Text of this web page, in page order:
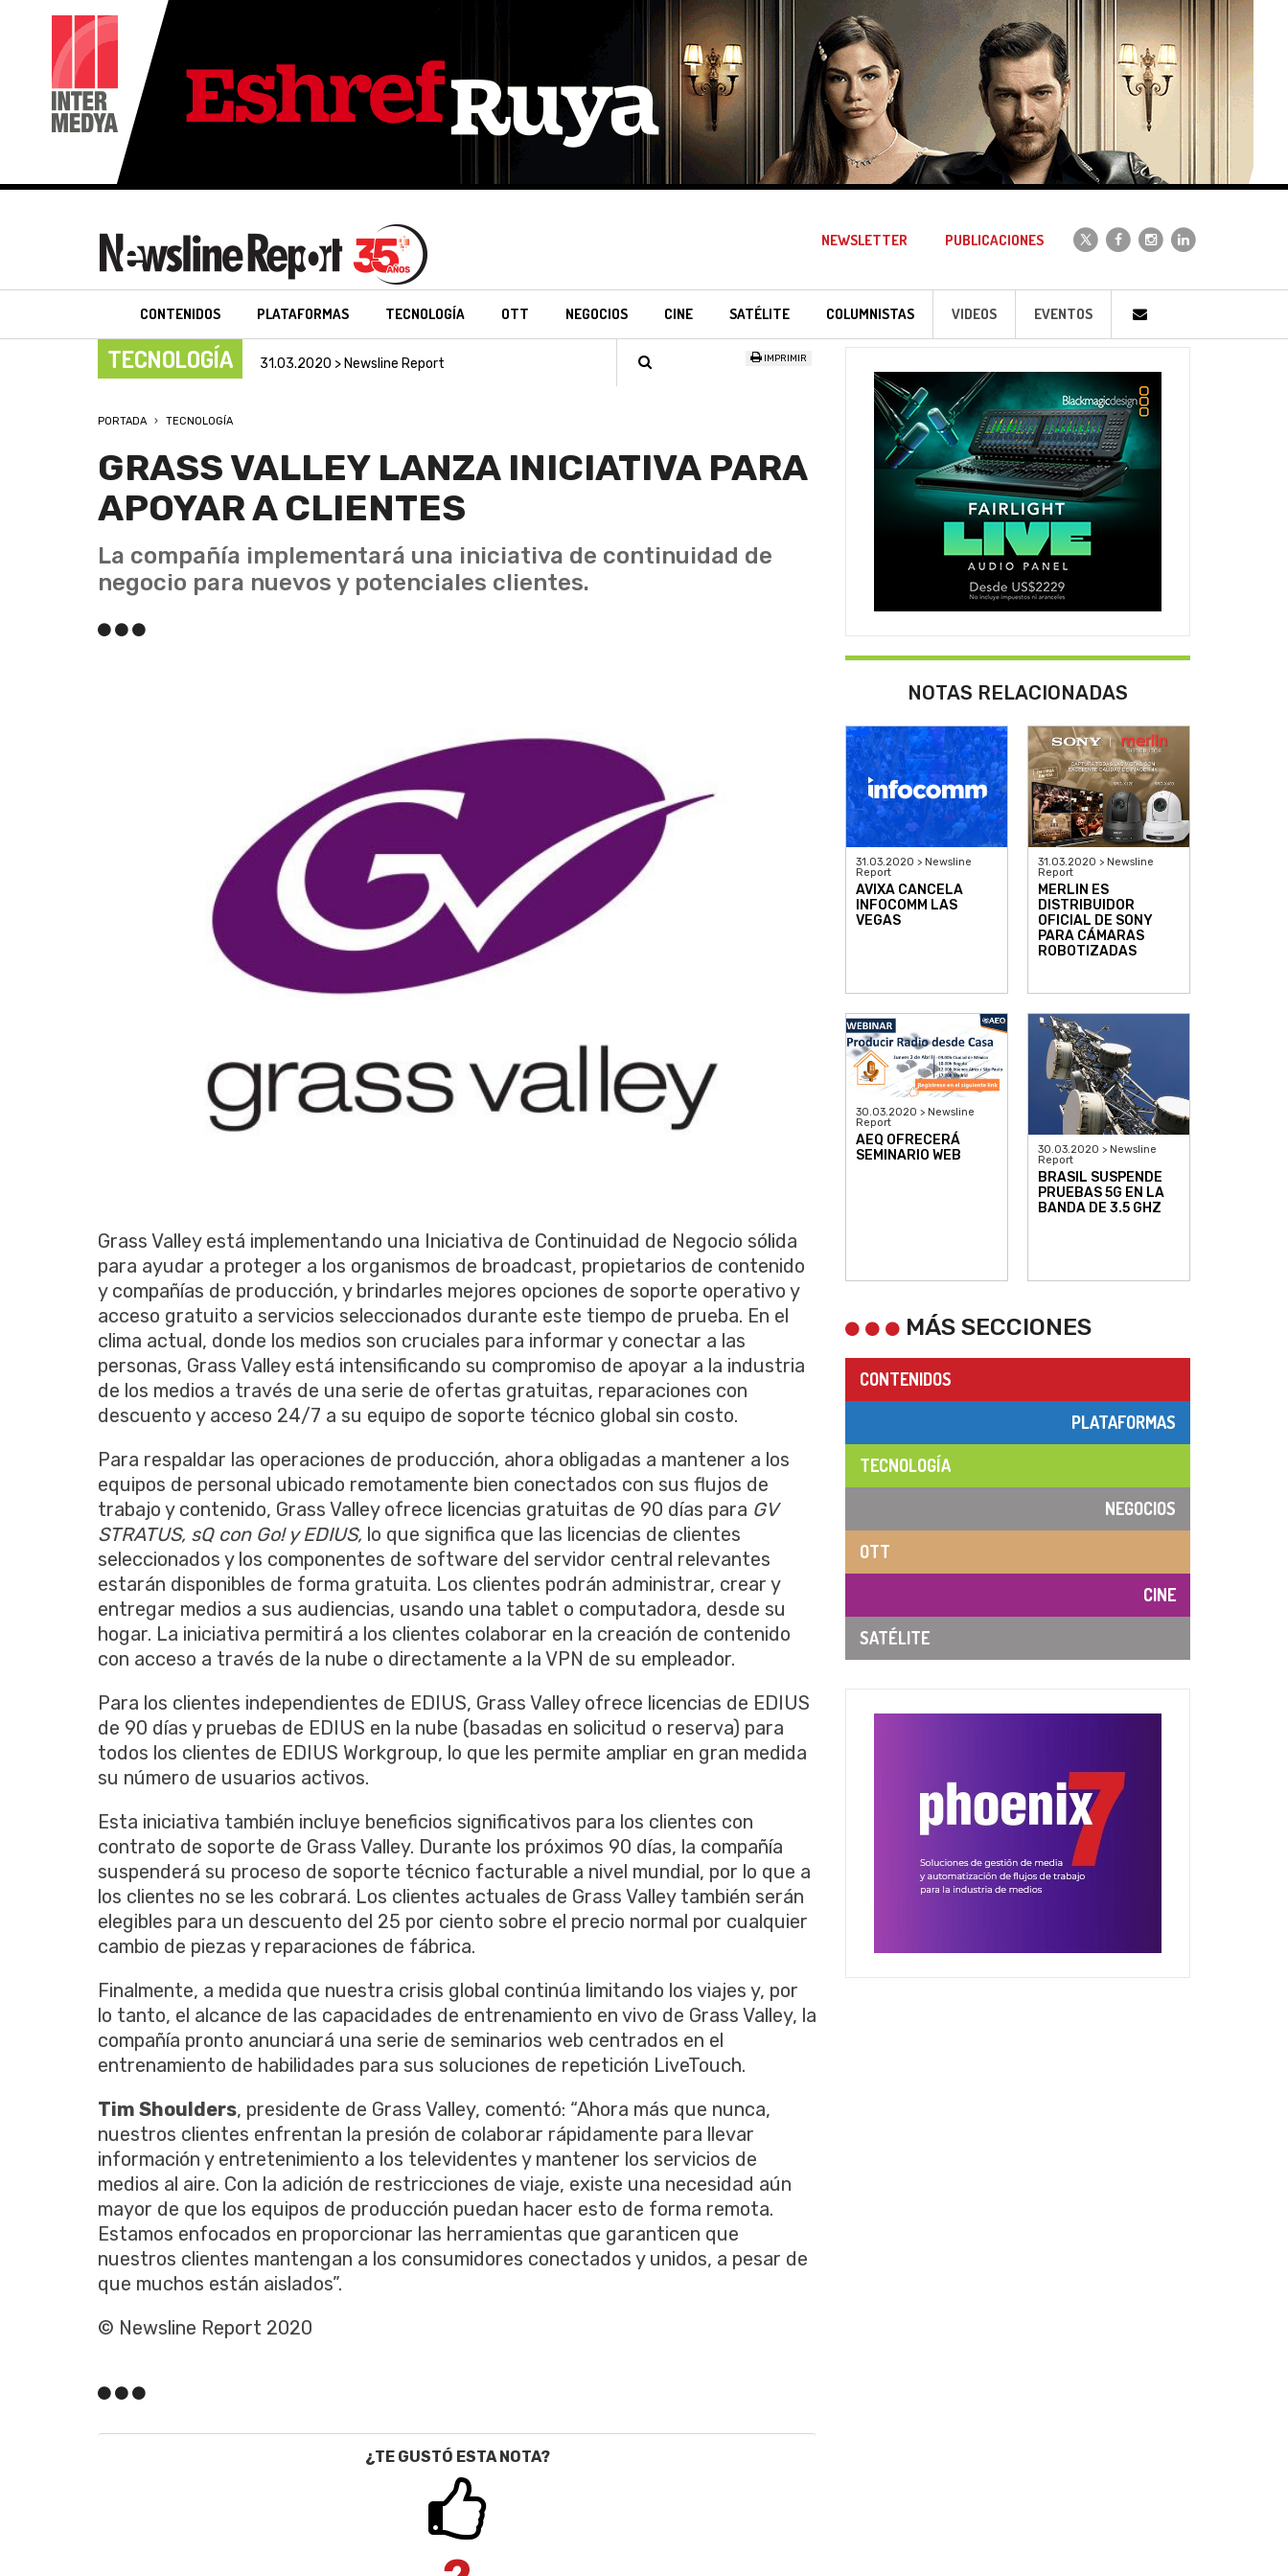
NEWSLETTER PUBLICACIONES
CONTENIDOS PLATAFORMAS TECNOLOGÍA OTT NEGOCIOS CINE SATÉLITE COLUMNISTAS VIDEOS EVENTOS
TECNOLOGÍA 31.03.2020 > Newsline Report IMPRIMIR
PORTADA TECNOLOGÍA
GRASS VALLEY LANZA INICIATIVA PARA
APOYAR A CLIENTES
La compañía implementará una iniciativa de continuidad de
negocio para nuevos y potenciales clientes.
Grass Valley está implementando una Iniciativa de Continuidad de Negocio sólida
para ayudar a proteger a los organismos de broadcast, propietarios de contenido
y compañías de producción, y brindarles mejores opciones de soporte operativo y
acceso gratuito a servicios seleccionados durante este tiempo de prueba. En el
clima actual, donde los medios son cruciales para informar y conectar a las
personas, Grass Valley está intensificando su compromiso de apoyar a la industria
de los medios a través de una serie de ofertas gratuitas, reparaciones con
descuento y acceso 24/7 a su equipo de soporte técnico global sin costo.
Para respaldar las operaciones de producción, ahora obligadas a mantener a los
equipos de personal ubicado remotamente bien conectados con sus flujos de
trabajo y contenido, Grass Valley ofrece licencias gratuitas de 90 días para GV
STRATUS, sQ con Go! y EDIUS, lo que significa que las licencias de clientes
seleccionados y los componentes de software del servidor central relevantes
estarán disponibles de forma gratuita. Los clientes podrán administrar, crear y
entregar medios a sus audiencias, usando una tablet o computadora, desde su
hogar. La iniciativa permitirá a los clientes colaborar en la creación de contenido
con acceso a través de la nube o directamente a la VPN de su empleador.
Para los clientes independientes de EDIUS, Grass Valley ofrece licencias de EDIUS
de 90 días y pruebas de EDIUS en la nube (basadas en solicitud o reserva) para
todos los clientes de EDIUS Workgroup, lo que les permite ampliar en gran medida
su número de usuarios activos.
Esta iniciativa también incluye beneficios significativos para los clientes con
contrato de soporte de Grass Valley. Durante los próximos 90 días, la compañía
suspenderá su proceso de soporte técnico facturable a nivel mundial, por lo que a
los clientes no se les cobrará. Los clientes actuales de Grass Valley también serán
elegibles para un descuento del 25 por ciento sobre el precio normal por cualquier
cambio de piezas y reparaciones de fábrica.
Finalmente, a medida que nuestra crisis global continúa limitando los viajes y, por
lo tanto, el alcance de las capacidades de entrenamiento en vivo de Grass Valley, la
compañía pronto anunciará una serie de seminarios web centrados en el
entrenamiento de habilidades para sus soluciones de repetición LiveTouch.
Tim Shoulders, presidente de Grass Valley, comentó: “Ahora más que nunca,
nuestros clientes enfrentan la presión de colaborar rápidamente para llevar
información y entretenimiento a los televidentes y mantener los servicios de
medios al aire. Con la adición de restricciones de viaje, existe una necesidad aún
mayor de que los equipos de producción puedan hacer esto de forma remota.
Estamos enfocados en proporcionar las herramientas que garanticen que
nuestros clientes mantengan a los consumidores conectados y unidos, a pesar de
que muchos están aislados”.
© Newsline Report 2020
¿TE GUSTÓ ESTA NOTA?
NOTAS RELACIONADAS
31.03.2020 > Newsline
Report
AVIXA CANCELA
INFOCOMM LAS
VEGAS
31.03.2020 > Newsline
Report
MERLIN ES
DISTRIBUIDOR
OFICIAL DE SONY
PARA CÁMARAS
ROBOTIZADAS
30.03.2020 > Newsline
Report
AEQ OFRECERÁ
SEMINARIO WEB
30.03.2020 > Newsline
Report
BRASIL SUSPENDE
PRUEBAS 5G EN LA
BANDA DE 3.5 GHZ
MÁS SECCIONES
CONTENIDOS
PLATAFORMAS
TECNOLOGÍA
NEGOCIOS
OTT
CINE
SATÉLITE